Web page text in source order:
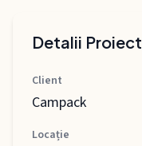
Detalii Proiect
Client
Campack
Locație